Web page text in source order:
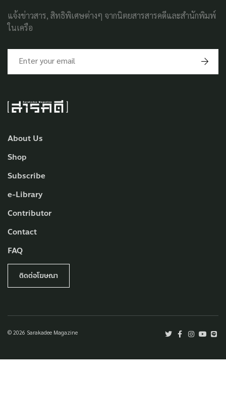
About Us
Shop
Subscribe
e-Library
Contributor
Contact
FAQ
ติดต่อโฆษณา
© 2026 Sarakadee Magazine
แจ้งข่าวสาร, สิทธิพิเศษต่างๆ จากนิตยสารสารคดีและสำนักพิมพ์
ในเครือ